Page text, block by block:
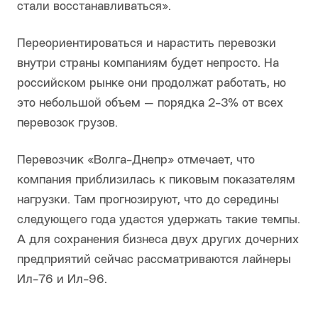
стали восстанавливаться».
Переориентироваться и нарастить перевозки
внутри страны компаниям будет непросто. На
российском рынке они продолжат работать, но
это небольшой объем — порядка 2-3% от всех
перевозок грузов.
Перевозчик «Волга-Днепр» отмечает, что
компания приблизилась к пиковым показателям
нагрузки. Там прогнозируют, что до середины
следующего года удастся удержать такие темпы.
А для сохранения бизнеса двух других дочерних
предприятий сейчас рассматриваются лайнеры
Ил-76 и Ил-96.